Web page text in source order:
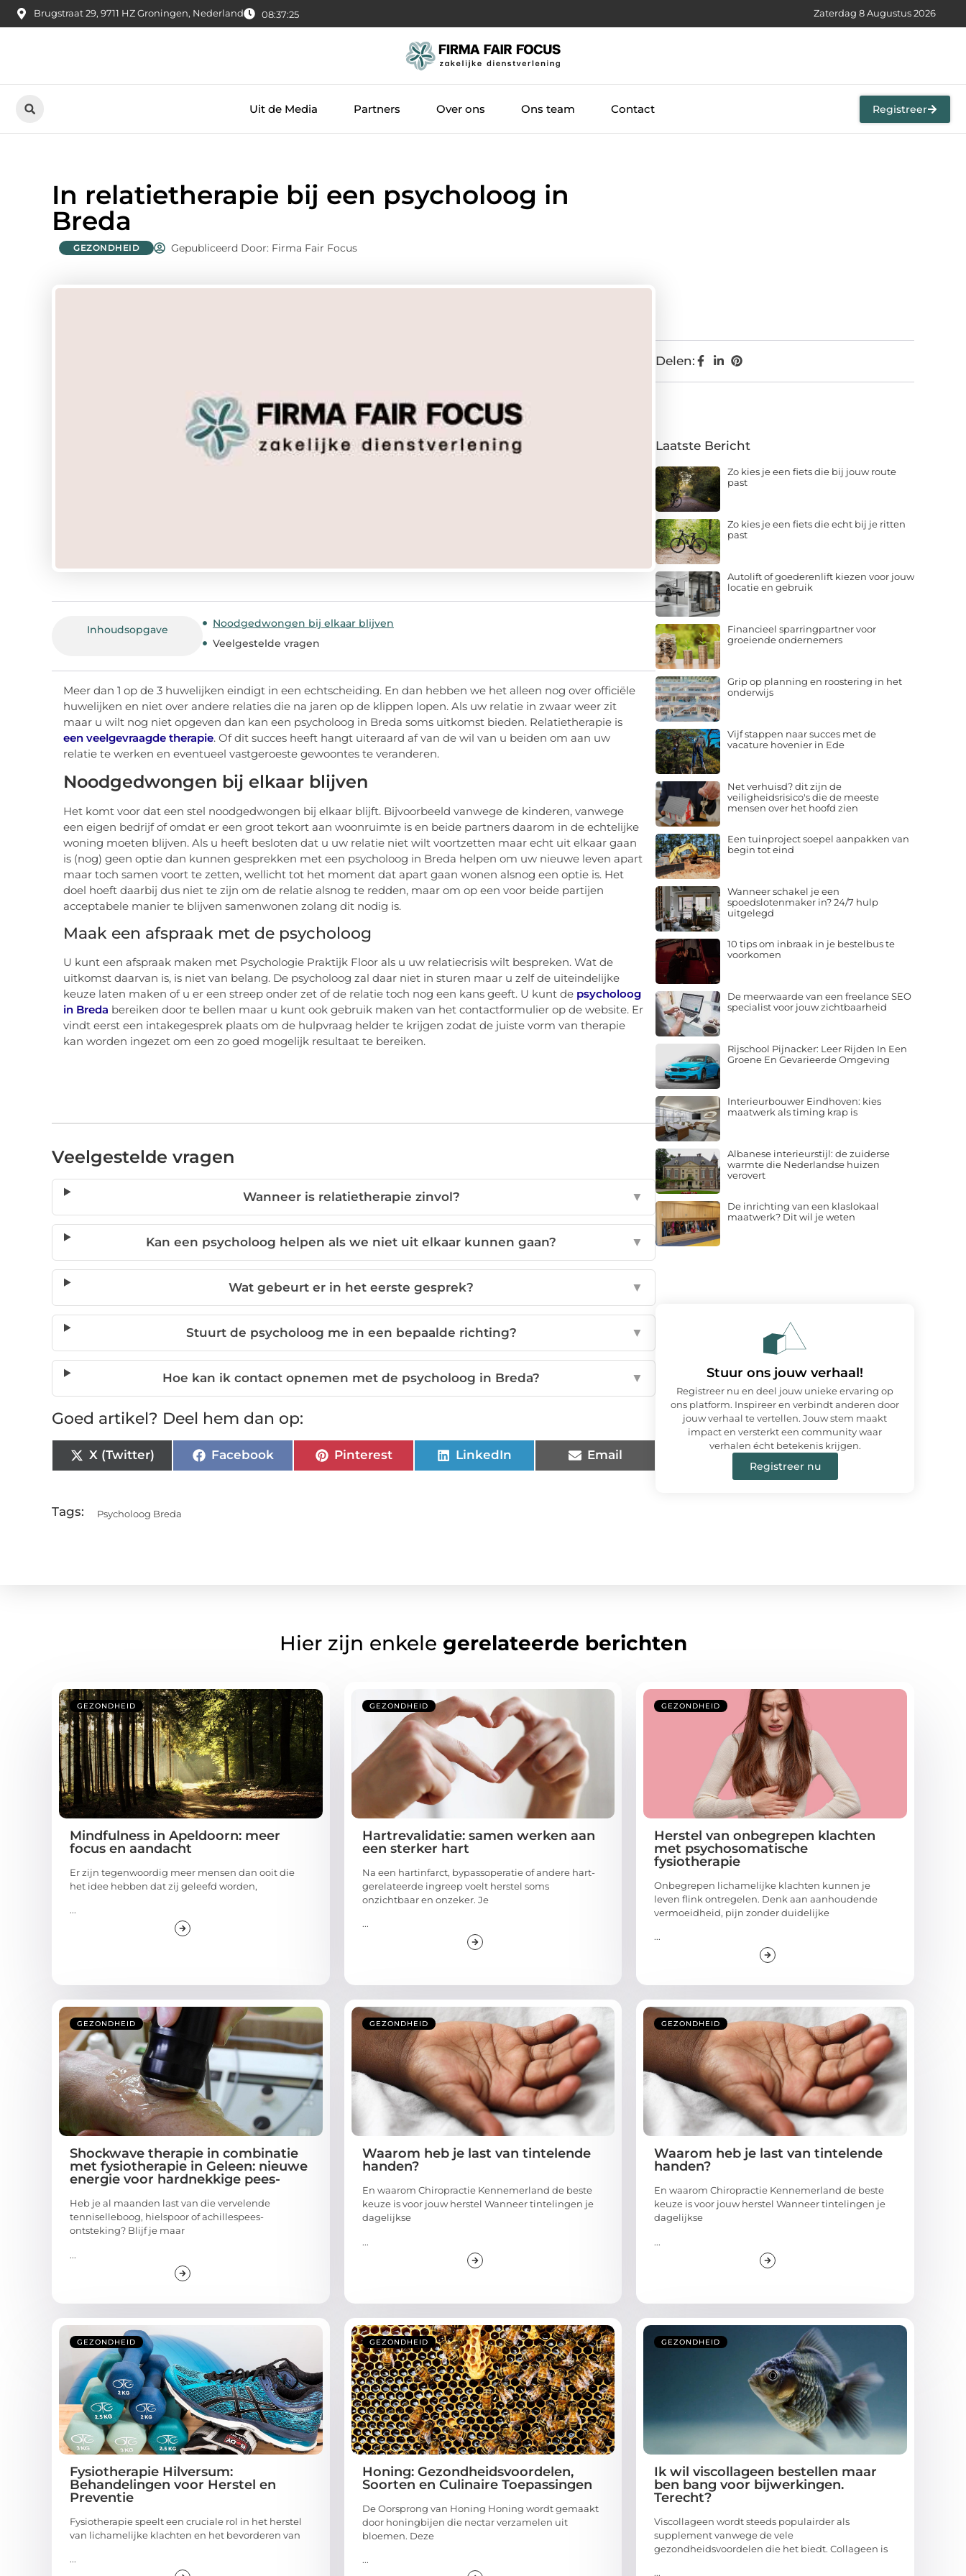
Brugstraat 29, 9711 HZ Groningen, Nederland 08:37:26 Zaterdag 8 Augustus 2026
Uit de Media Partners Over ons Ons team Contact Registreer
In relatietherapie bij een psycholoog in
Breda
GEZONDHEID Gepubliceerd Door: Firma Fair Focus
Inhoudsopgave
Noodgedwongen bij elkaar blijven
Veelgestelde vragen
Meer dan 1 op de 3 huwelijken eindigt in een echtscheiding. En dan hebben we het alleen nog over officiële
huwelijken en niet over andere relaties die na jaren op de klippen lopen. Als uw relatie in zwaar weer zit
maar u wilt nog niet opgeven dan kan een psycholoog in Breda soms uitkomst bieden. Relatietherapie is
een veelgevraagde therapie. Of dit succes heeft hangt uiteraard af van de wil van u beiden om aan uw
relatie te werken en eventueel vastgeroeste gewoontes te veranderen.
Noodgedwongen bij elkaar blijven
Het komt voor dat een stel noodgedwongen bij elkaar blijft. Bijvoorbeeld vanwege de kinderen, vanwege
een eigen bedrijf of omdat er een groot tekort aan woonruimte is en beide partners daarom in de echtelijke
woning moeten blijven. Als u heeft besloten dat u uw relatie niet wilt voortzetten maar echt uit elkaar gaan
is (nog) geen optie dan kunnen gesprekken met een psycholoog in Breda helpen om uw nieuwe leven apart
maar toch samen voort te zetten, wellicht tot het moment dat apart gaan wonen alsnog een optie is. Het
doel hoeft daarbij dus niet te zijn om de relatie alsnog te redden, maar om op een voor beide partijen
acceptabele manier te blijven samenwonen zolang dit nodig is.
Maak een afspraak met de psycholoog
U kunt een afspraak maken met Psychologie Praktijk Floor als u uw relatiecrisis wilt bespreken. Wat de
uitkomst daarvan is, is niet van belang. De psycholoog zal daar niet in sturen maar u zelf de uiteindelijke
keuze laten maken of u er een streep onder zet of de relatie toch nog een kans geeft. U kunt de psycholoog
in Breda bereiken door te bellen maar u kunt ook gebruik maken van het contactformulier op de website. Er
vindt eerst een intakegesprek plaats om de hulpvraag helder te krijgen zodat de juiste vorm van therapie
kan worden ingezet om een zo goed mogelijk resultaat te bereiken.
Veelgestelde vragen
Wanneer is relatietherapie zinvol? ▼
Kan een psycholoog helpen als we niet uit elkaar kunnen gaan? ▼
Wat gebeurt er in het eerste gesprek? ▼
Stuurt de psycholoog me in een bepaalde richting? ▼
Hoe kan ik contact opnemen met de psycholoog in Breda? ▼
Goed artikel? Deel hem dan op:
X (Twitter) Facebook Pinterest LinkedIn Email
Tags: Psycholoog Breda
Delen:
Laatste Bericht
Zo kies je een fiets die bij jouw route
past
Zo kies je een fiets die echt bij je ritten
past
Autolift of goederenlift kiezen voor jouw
locatie en gebruik
Financieel sparringpartner voor
groeiende ondernemers
Grip op planning en roostering in het
onderwijs
Vijf stappen naar succes met de
vacature hovenier in Ede
Net verhuisd? dit zijn de
veiligheidsrisico's die de meeste
mensen over het hoofd zien
Een tuinproject soepel aanpakken van
begin tot eind
Wanneer schakel je een
spoedslotenmaker in? 24/7 hulp
uitgelegd
10 tips om inbraak in je bestelbus te
voorkomen
De meerwaarde van een freelance SEO
specialist voor jouw zichtbaarheid
Rijschool Pijnacker: Leer Rijden In Een
Groene En Gevarieerde Omgeving
Interieurbouwer Eindhoven: kies
maatwerk als timing krap is
Albanese interieurstijl: de zuiderse
warmte die Nederlandse huizen
verovert
De inrichting van een klaslokaal
maatwerk? Dit wil je weten
Stuur ons jouw verhaal!
Registreer nu en deel jouw unieke ervaring op
ons platform. Inspireer en verbindt anderen door
jouw verhaal te vertellen. Jouw stem maakt
impact en versterkt een community waar
verhalen écht betekenis krijgen.
Registreer nu
Hier zijn enkele gerelateerde berichten
GEZONDHEID
Mindfulness in Apeldoorn: meer
focus en aandacht
Er zijn tegenwoordig meer mensen dan ooit die
het idee hebben dat zij geleefd worden,
...
GEZONDHEID
Hartrevalidatie: samen werken aan
een sterker hart
Na een hartinfarct, bypassoperatie of andere hart-
gerelateerde ingreep voelt herstel soms
onzichtbaar en onzeker. Je
...
GEZONDHEID
Herstel van onbegrepen klachten
met psychosomatische
fysiotherapie
Onbegrepen lichamelijke klachten kunnen je
leven flink ontregelen. Denk aan aanhoudende
vermoeidheid, pijn zonder duidelijke
...
GEZONDHEID
Shockwave therapie in combinatie
met fysiotherapie in Geleen: nieuwe
energie voor hardnekkige pees-
Heb je al maanden last van die vervelende
tenniselleboog, hielspoor of achillespees­
ontsteking? Blijf je maar
...
GEZONDHEID
Waarom heb je last van tintelende
handen?
En waarom Chiropractie Kennemerland de beste
keuze is voor jouw herstel Wanneer tintelingen je
dagelijkse
...
GEZONDHEID
Waarom heb je last van tintelende
handen?
En waarom Chiropractie Kennemerland de beste
keuze is voor jouw herstel Wanneer tintelingen je
dagelijkse
...
GEZONDHEID
Fysiotherapie Hilversum:
Behandelingen voor Herstel en
Preventie
Fysiotherapie speelt een cruciale rol in het herstel
van lichamelijke klachten en het bevorderen van
...
GEZONDHEID
Honing: Gezondheidsvoordelen,
Soorten en Culinaire Toepassingen
De Oorsprong van Honing Honing wordt gemaakt
door honingbijen die nectar verzamelen uit
bloemen. Deze
...
GEZONDHEID
Ik wil viscollageen bestellen maar
ben bang voor bijwerkingen.
Terecht?
Viscollageen wordt steeds populairder als
supplement vanwege de vele
gezondheidsvoordelen die het biedt. Collageen is
...